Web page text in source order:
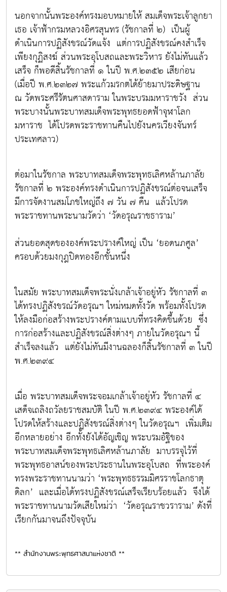
นอกจากนั้นพระองค์ทรงมอบหมายให้ สมเด็จพระเจ้าลูกยา
เธอ เจ้าฟ้ากรมหลวงอิศรสุนทร (รัชกาลที่ ๒) เป็นผู้
ดำเนินการปฏิสังขรณ์วัดแจ้ง แต่การปฏิสังขรณ์คงสำเร็จ
เพียงกุฏิสงฆ์ ส่วนพระอุโบสถและพระวิหาร ยังไม่ทันแล้ว
เสร็จ ก็พอดีสิ้นรัชกาลที่ ๑ ในปี พ.ศ.๒๓๕๒ เสียก่อน
(เมื่อปี พ.ศ.๒๓๒๗ พระแก้วมรกตได้ย้ายมาประดิษฐาน
ณ วัดพระศรีรัตนศาสดาราม ในพระบรมมหาราชวัง ส่วน
พระบางนั้นพระบาทสมเด็จพระพุทธยอดฟ้าจุฬาโลก
มหาราช ได้โปรดพระราชทานคืนไปยังนครเวียงจันทร์
ประเทศลาว)
ต่อมาในรัชกาล พระบาทสมเด็จพระพุทธเลิศหล้านภาลัย
รัชกาลที่ ๒ พระองค์ทรงดำเนินการปฏิสังขรณ์ต่อจนเสร็จ
มีการจัดงานสมโภชใหญ่ถึง ๗ วัน ๗ คืน แล้วโปรด
พระราชทานพระนามวัดว่า ‘วัดอรุณราชธาราม’
ส่วนยอดสุดขององค์พระปรางค์ใหญ่ เป็น ‘ยอดนภศูล’
ครอบด้วยมงกุฎปิดทองอีกชั้นหนึ่ง
ในสมัย พระบาทสมเด็จพระนั่งเกล้าเจ้าอยู่หัว รัชกาลที่ ๓
ได้ทรงปฏิสังขรณ์วัดอรุณฯ ใหม่หมดทั้งวัด พร้อมทั้งโปรด
ให้ลงมือก่อสร้างพระปรางค์ตามแบบที่ทรงคิดขึ้นด้วย ซึ่ง
การก่อสร้างและปฏิสังขรณ์สิ่งต่างๆ ภายในวัดอรุณฯ นี้
สำเร็จลงแล้ว แต่ยังไม่ทันมีงานฉลองก็สิ้นรัชกาลที่ ๓ ในปี
พ.ศ.๒๓๙๔
เมื่อ พระบาทสมเด็จพระจอมเกล้าเจ้าอยู่หัว รัชกาลที่ ๔
เสด็จเถลิงถวัลยราชสมบัติ ในปี พ.ศ.๒๓๙๔ พระองค์ได้
โปรดให้สร้างและปฏิสังขรณ์สิ่งต่างๆ ในวัดอรุณฯ เพิ่มเติม
อีกหลายอย่าง อีกทั้งยังได้อัญเชิญ พระบรมอัฐิของ
พระบาทสมเด็จพระพุทธเลิศหล้านภาลัย มาบรรจุไว้ที่
พระพุทธอาสน์ของพระประธานในพระอุโบสถ ที่พระองค์
ทรงพระราชทานนามว่า ‘พระพุทธธรรมมิศรราชโลกธาตุ
ดิลก’ และเมื่อได้ทรงปฏิสังขรณ์เสร็จเรียบร้อยแล้ว จึงได้
พระราชทานนามวัดเสียใหม่ว่า ‘วัดอรุณราชวราราม’ ดังที่
เรียกกันมาจนถึงปัจจุบัน
** สำนักงานพระพุทธศาสนาแห่งชาติ **